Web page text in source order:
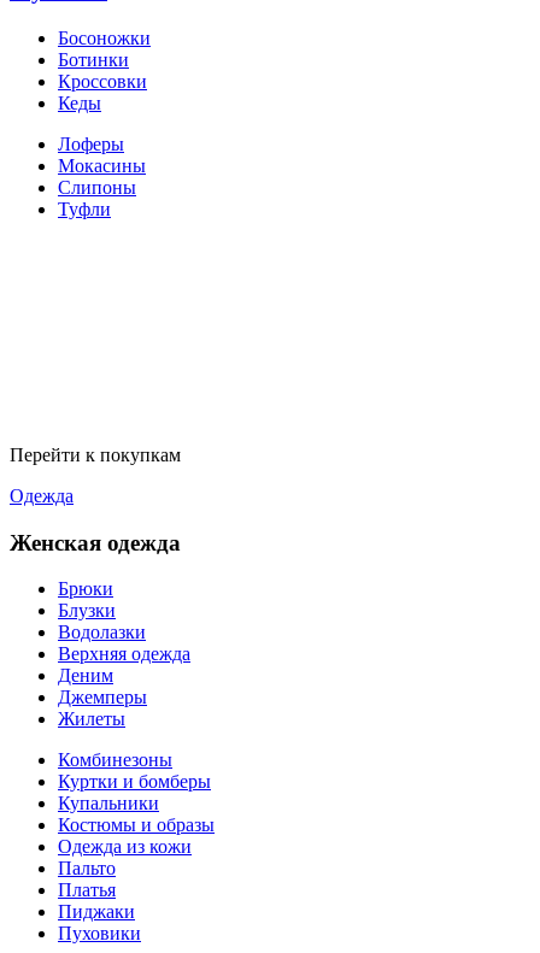
Босоножки
Ботинки
Кроссовки
Кеды
Лоферы
Мокасины
Слипоны
Туфли
Перейти к покупкам
Одежда
Женская одежда
Брюки
Блузки
Водолазки
Верхняя одежда
Деним
Джемперы
Жилеты
Комбинезоны
Куртки и бомберы
Купальники
Костюмы и образы
Одежда из кожи
Пальто
Платья
Пиджаки
Пуховики